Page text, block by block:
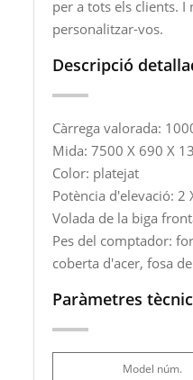
per a tots els clients. I
personalitzar-vos.
Descripció
Càrrega valorada:
Mida: 7500 X 690 X
Color: platejat
Potència d'elevació: 2
Volada de la biga
Pes del comptador:
coberta d'acer, fosa
Paràmetres
Model núm.